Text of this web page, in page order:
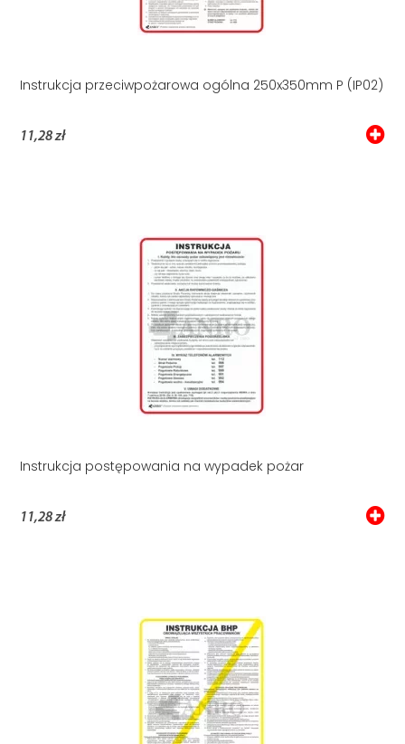
Instrukcja przeciwpożarowa ogólna 250x350mm P (IP02)
11,28 zł
Instrukcja postępowania na wypadek pożar
11,28 zł